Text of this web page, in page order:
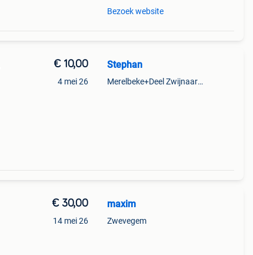
Bezoek website
€ 10,00
4 mei 26
Stephan
Merelbeke+Deel Zwijnaarde
€ 30,00
14 mei 26
maxim
Zwevegem